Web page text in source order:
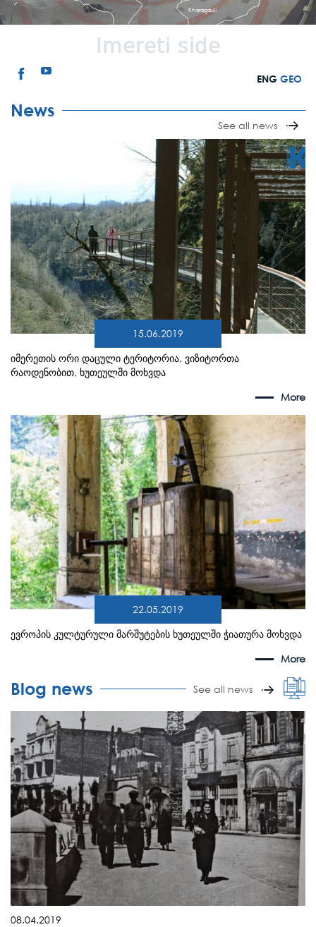
Kharagauli
Imereti side
ENG GEO
News
See all news
15.06.2019
იმერეთის ორი დაცული ტერიტორია, ვიზიტორთა
რაოდენობით, ხუთეულში მოხვდა
More
22.05.2019
ევროპის კულტურული მარშუტების ხუთეულში ჭიათურა მოხვდა
More
Blog news See all news
08.04.2019